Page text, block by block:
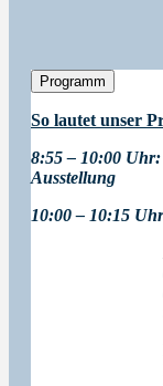
Programm
So lautet unser
8:55 – 10:00 Uhr:
Ausstellung
10:00 – 10:15